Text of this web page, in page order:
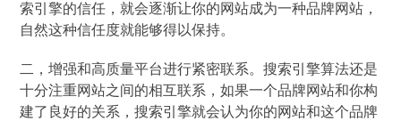
索引擎的信任，就会逐渐让你的网站成为一种品牌网站，
自然这种信任度就能够得以保持。
二，增强和高质量平台进行紧密联系。搜索引擎算法还是
十分注重网站之间的相互联系，如果一个品牌网站和你构
建了良好的关系，搜索引擎就会认为你的网站和这个品牌